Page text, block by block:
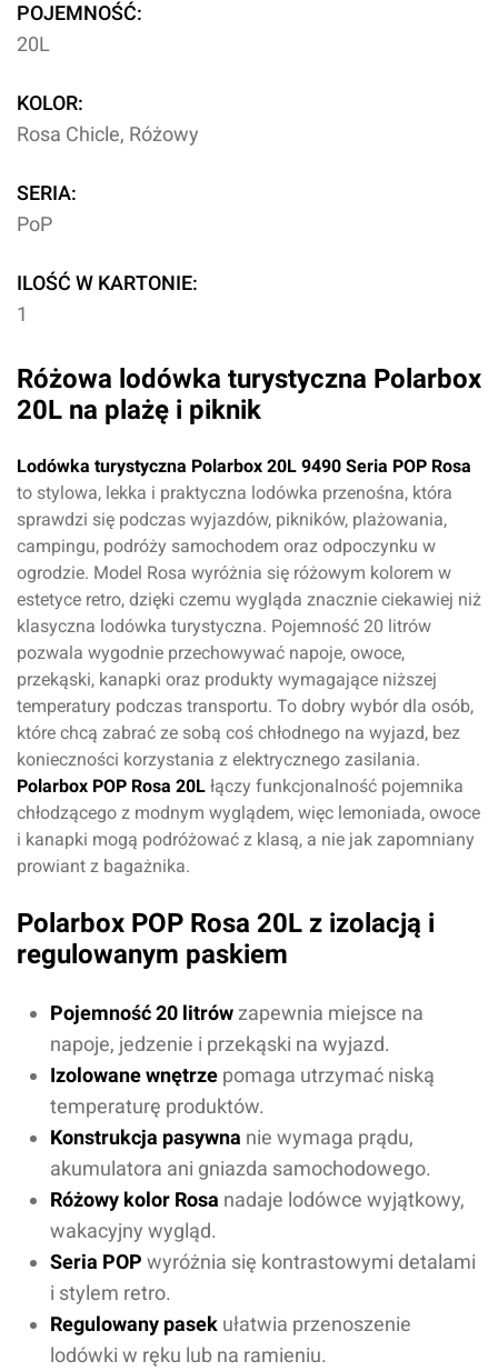
POJEMNOŚĆ:
20L
KOLOR:
Rosa Chicle, Różowy
SERIA:
PoP
ILOŚĆ W KARTONIE:
1
Różowa lodówka turystyczna Polarbox
20L na plażę i piknik
Lodówka turystyczna Polarbox 20L 9490 Seria POP Rosa
to stylowa, lekka i praktyczna lodówka przenośna, która
sprawdzi się podczas wyjazdów, pikników, plażowania,
campingu, podróży samochodem oraz odpoczynku w
ogrodzie. Model Rosa wyróżnia się różowym kolorem w
estetyce retro, dzięki czemu wygląda znacznie ciekawiej niż
klasyczna lodówka turystyczna. Pojemność 20 litrów
pozwala wygodnie przechowywać napoje, owoce,
przekąski, kanapki oraz produkty wymagające niższej
temperatury podczas transportu. To dobry wybór dla osób,
które chcą zabrać ze sobą coś chłodnego na wyjazd, bez
konieczności korzystania z elektrycznego zasilania.
Polarbox POP Rosa 20L łączy funkcjonalność pojemnika
chłodzącego z modnym wyglądem, więc lemoniada, owoce
i kanapki mogą podróżować z klasą, a nie jak zapomniany
prowiant z bagażnika.
Polarbox POP Rosa 20L z izolacją i
regulowanym paskiem
Pojemność 20 litrówzapewnia miejsce na
napoje, jedzenie i przekąski na wyjazd.
Izolowane wnętrze pomaga utrzymać niską
temperaturę produktów.
Konstrukcja pasywna nie wymaga prądu,
akumulatora ani gniazda samochodowego.
Różowy kolor Rosa nadaje lodówce wyjątkowy,
wakacyjny wygląd.
Seria POP wyróżnia się kontrastowymi detalami
i stylem retro.
Regulowany pasek ułatwia przenoszenie
lodówki w ręku lub na ramieniu.